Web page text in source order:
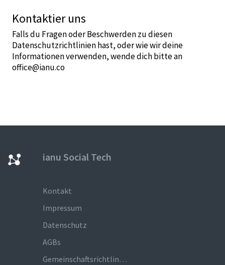
Kontaktier uns
Falls du Fragen oder Beschwerden zu diesen
Datenschutzrichtlinien hast, oder wie wir deine
Informationen verwenden, wende dich bitte an
office@ianu.co
ianu Social Tech
Kontakt
Impressum
Datenschutz
AGBs
Gemeinschaftsrichtlinien